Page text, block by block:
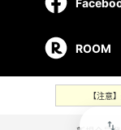
swap_vert
ROOM
【注意